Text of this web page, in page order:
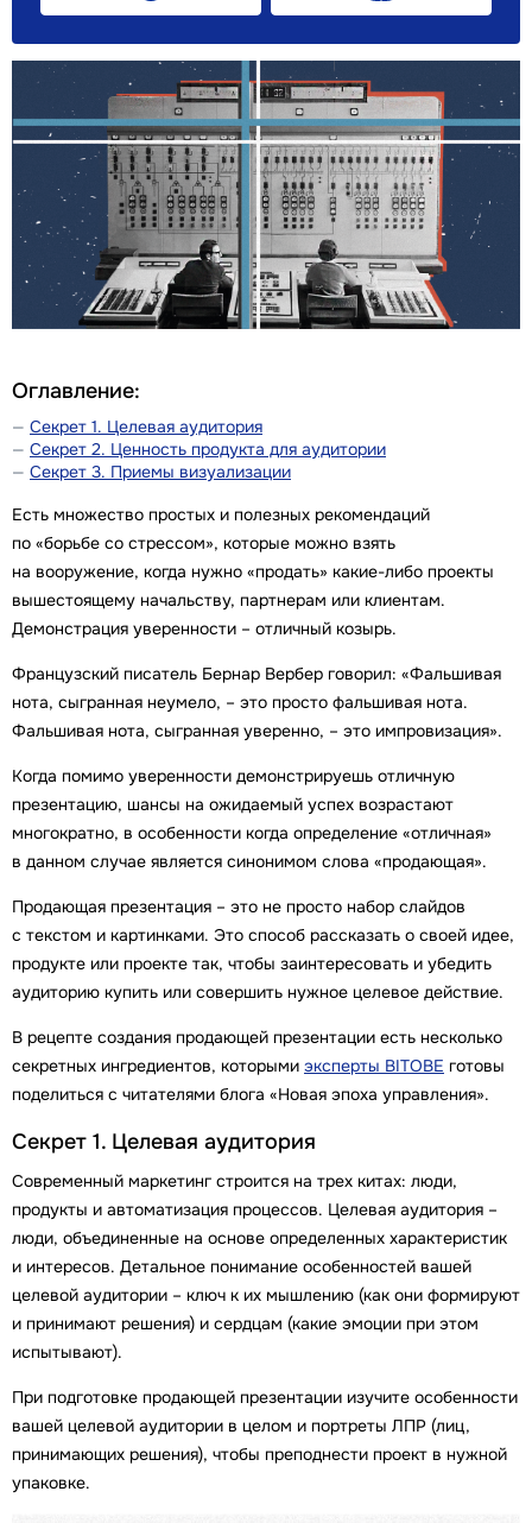
Оглавление:
Секрет 1. Целевая аудитория
Секрет 2. Ценность продукта для аудитории
Секрет 3. Приемы визуализации
Есть множество простых и полезных рекомендаций
по «борьбе со стрессом», которые можно взять
на вооружение, когда нужно «продать» какие-либо проекты
вышестоящему начальству, партнерам или клиентам.
Демонстрация уверенности – отличный козырь.
Французский писатель Бернар Вербер говорил: «Фальшивая
нота, сыгранная неумело, – это просто фальшивая нота.
Фальшивая нота, сыгранная уверенно, – это импровизация».
Когда помимо уверенности демонстрируешь отличную
презентацию, шансы на ожидаемый успех возрастают
многократно, в особенности когда определение «отличная»
в данном случае является синонимом слова «продающая».
Продающая презентация – это не просто набор слайдов
с текстом и картинками. Это способ рассказать о своей идее,
продукте или проекте так, чтобы заинтересовать и убедить
аудиторию купить или совершить нужное целевое действие.
В рецепте создания продающей презентации есть несколько
секретных ингредиентов, которыми эксперты BITOBE готовы
поделиться с читателями блога «Новая эпоха управления».
Секрет 1. Целевая аудитория
Современный маркетинг строится на трех китах: люди,
продукты и автоматизация процессов. Целевая аудитория –
люди, объединенные на основе определенных характеристик
и интересов. Детальное понимание особенностей вашей
целевой аудитории – ключ к их мышлению (как они формируют
и принимают решения) и сердцам (какие эмоции при этом
испытывают).
При подготовке продающей презентации изучите особенности
вашей целевой аудитории в целом и портреты ЛПР (лиц,
принимающих решения), чтобы преподнести проект в нужной
упаковке.